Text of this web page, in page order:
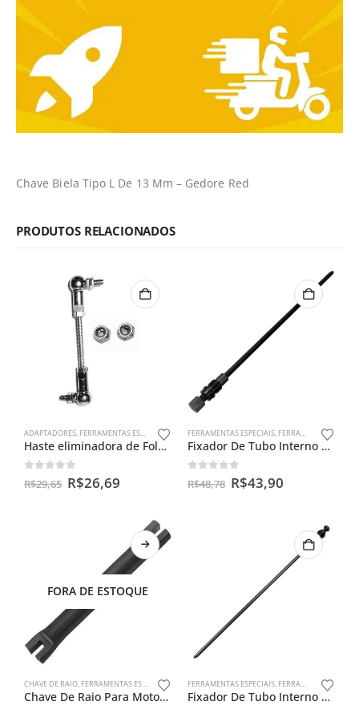
Chave Biela Tipo L De 13 Mm – Gedore Red
PRODUTOS RELACIONADOS
ADAPTADORES, FERRAMENTAS ESPECIAIS
Haste eliminadora de Folga do Pedal do Câmbio – Honda Twister e CB 300
out of 5
R$29,65 R$26,69
FERRAMENTAS ESPECIAIS, FERRAMENTAS PARA BENGALAS
Fixador De Tubo Interno Cg 150
out of 5
R$48,78 R$43,90
FORA DE ESTOQUE
CHAVE DE RAIO, FERRAMENTAS ESPECIAIS
Chave De Raio Para Motos 13 X 13mm
FERRAMENTAS ESPECIAIS, FERRAMENTAS PARA BENGALAS
Fixador De Tubo Interno Cg 125